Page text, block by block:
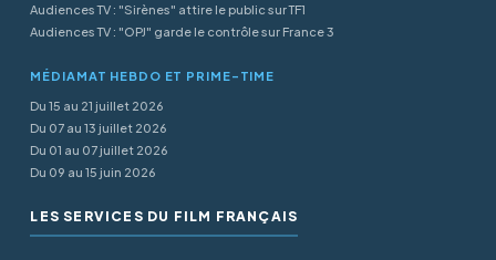
Audiences TV : "Sirènes" attire le public sur TF1
Audiences TV : "OPJ" garde le contrôle sur France 3
MÉDIAMAT HEBDO ET PRIME-TIME
Du 15 au 21 juillet 2026
Du 07 au 13 juillet 2026
Du 01 au 07 juillet 2026
Du 09 au 15 juin 2026
LES SERVICES DU FILM FRANÇAIS